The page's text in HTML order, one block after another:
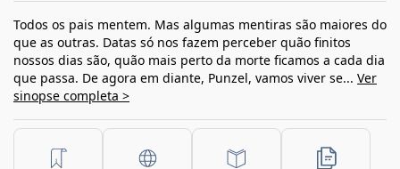
Todos os pais mentem. Mas algumas mentiras são maiores do
que as outras. Datas só nos fazem perceber quão finitos
nossos dias são, quão mais perto da morte ficamos a cada dia
que passa. De agora em diante, Punzel, vamos viver se... Ver
sinopse completa >